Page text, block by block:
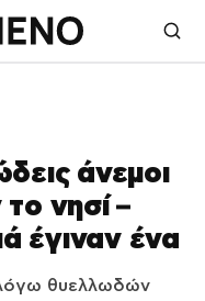
άνεμοι
νησί –
έγιναν ένα
θυελλωδών